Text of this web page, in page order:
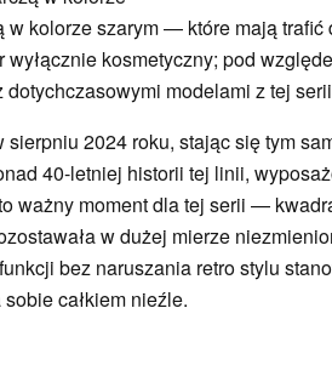
w kolorze szarym — które mają trafić
kosmetyczny; pod
modelami z tej
2024 roku, stając się tym
40-letniej historii tej linii,
ważny moment dla tej serii —
w dużej mierze
bez naruszania retro stylu
całkiem nieźle.